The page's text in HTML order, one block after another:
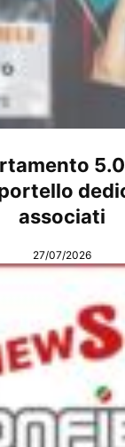
associati
27/07/2026